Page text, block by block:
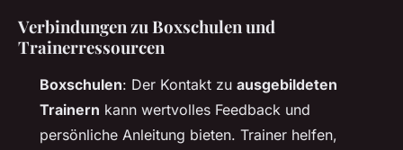
Verbindungen zu Boxschulen und
Trainerressourcen
Boxschulen: Der Kontakt zu ausgebildeten
Trainern kann wertvolles Feedback und
persönliche Anleitung bieten. Trainer helfen,